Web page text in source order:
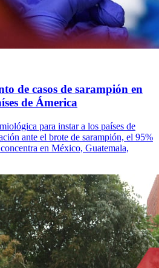
de casos de sarampión en
de Ámerica
para instar a los países de
ante el brote de sarampión, el 95%
en México, Guatemala,